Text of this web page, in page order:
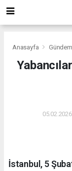
Anasayfa Gündem
İstanbul, 5